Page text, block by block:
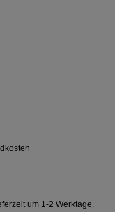
um 1-2 Werktage.